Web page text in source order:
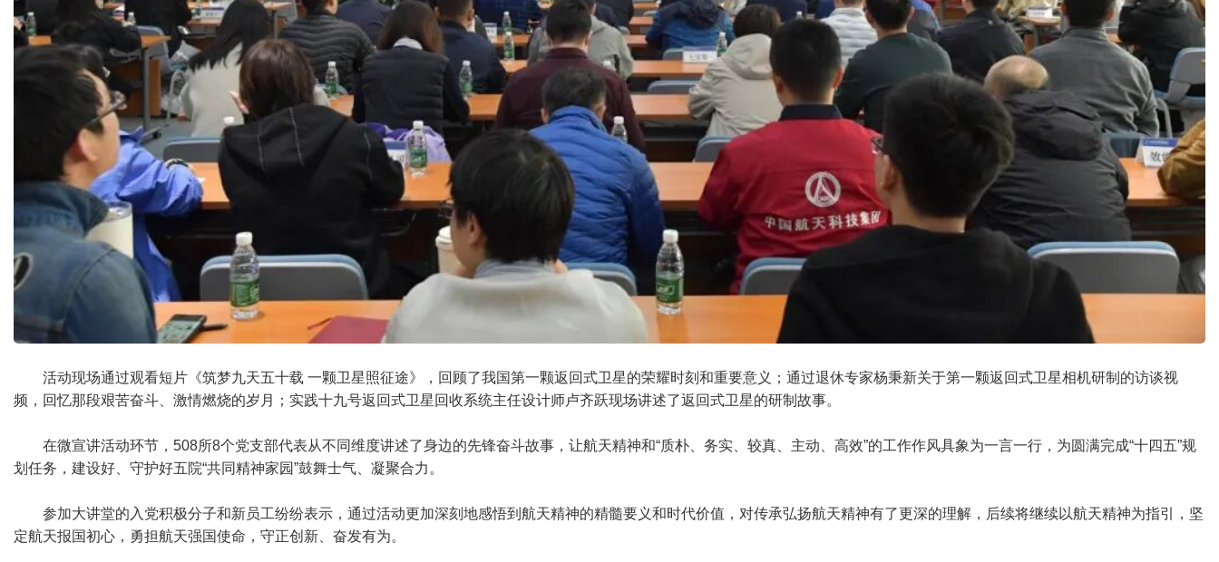
活动现场通过观看短片《筑梦九天五十载 一颗卫星照征途》，回顾了我国第一颗返回式卫星的荣耀时刻和重要意义；通过退休专家杨秉新关于第一颗返回式卫星相机研制的访谈视
频，回忆那段艰苦奋斗、激情燃烧的岁月；实践十九号返回式卫星回收系统主任设计师卢齐跃现场讲述了返回式卫星的研制故事。
在微宣讲活动环节，508所8个党支部代表从不同维度讲述了身边的先锋奋斗故事，让航天精神和“质朴、务实、较真、主动、高效”的工作作风具象为一言一行，为圆满完成“十四五”规
划任务，建设好、守护好五院“共同精神家园”鼓舞士气、凝聚合力。
参加大讲堂的入党积极分子和新员工纷纷表示，通过活动更加深刻地感悟到航天精神的精髓要义和时代价值，对传承弘扬航天精神有了更深的理解，后续将继续以航天精神为指引，坚
定航天报国初心，勇担航天强国使命，守正创新、奋发有为。